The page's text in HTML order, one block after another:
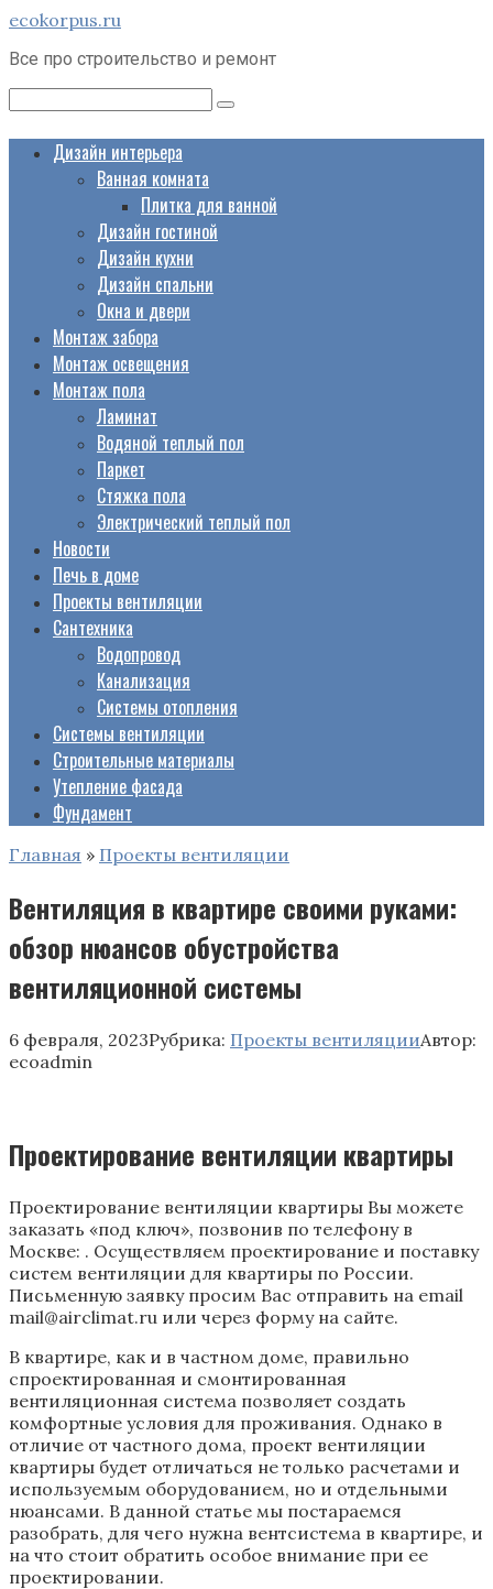
Перейти
контенту
ecokorpus.ru
Все про строительство и ремонт
Дизайн интерьера
Ванная комната
Плитка для ванной
Дизайн гостиной
Дизайн кухни
Дизайн спальни
Окна и двери
Монтаж забора
Монтаж освещения
Монтаж пола
Ламинат
Водяной теплый пол
Паркет
Стяжка пола
Электрический теплый пол
Новости
Печь в доме
Проекты вентиляции
Сантехника
Водопровод
Канализация
Системы отопления
Системы вентиляции
Строительные материалы
Утепление фасада
Фундамент
Главная » Проекты вентиляции
Вентиляция в квартире своими руками:
обзор нюансов обустройства
вентиляционной системы
6 февраля, 2023Рубрика: Проекты вентиляцииАвтор:
ecoadmin
Проектирование вентиляции квартиры
Проектирование вентиляции квартиры Вы можете
заказать «под ключ», позвонив по телефону в
Москве: . Осуществляем проектирование и поставку
систем вентиляции для квартиры по России.
Письменную заявку просим Вас отправить на email
mail@airclimat.ru или через форму на сайте.
В квартире, как и в частном доме, правильно
спроектированная и смонтированная
вентиляционная система позволяет создать
комфортные условия для проживания. Однако в
отличие от частного дома, проект вентиляции
квартиры будет отличаться не только расчетами и
используемым оборудованием, но и отдельными
нюансами. В данной статье мы постараемся
разобрать, для чего нужна вентсистема в квартире, и
на что стоит обратить особое внимание при ее
проектировании.